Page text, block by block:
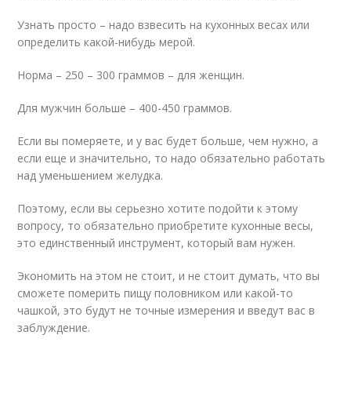
Узнать просто – надо взвесить на кухонных весах или
определить какой-нибудь мерой.
Норма – 250 – 300 граммов – для женщин.
Для мужчин больше – 400-450 граммов.
Если вы померяете, и у вас будет больше, чем нужно, а
если еще и значительно, то надо обязательно работать
над уменьшением желудка.
Поэтому, если вы серьезно хотите подойти к этому
вопросу, то обязательно приобретите кухонные весы,
это единственный инструмент, который вам нужен.
Экономить на этом не стоит, и не стоит думать, что вы
сможете померить пищу половником или какой-то
чашкой, это будут не точные измерения и введут вас в
заблуждение.